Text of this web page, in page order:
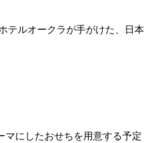
テルオークラが手がけた、日本
マにしたおせちを用意する予定